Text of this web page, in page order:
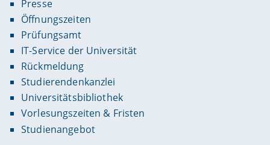
Presse
Öffnungszeiten
Prüfungsamt
IT-Service der Universität
Rückmeldung
Studierendenkanzlei
Universitätsbibliothek
Vorlesungszeiten & Fristen
Studienangebot